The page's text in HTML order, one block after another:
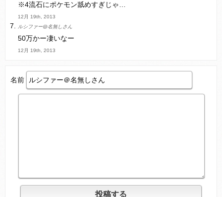
※4流石にポケモン舐めすぎじゃ…
12月 19th, 2013
ルシファー@名無しさん
50万かー凄いなー
12月 19th, 2013
名前